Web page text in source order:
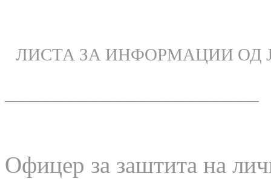
ЛИСТА ЗА ИНФОРМАЦИИ ОД
Офицер за заштита на